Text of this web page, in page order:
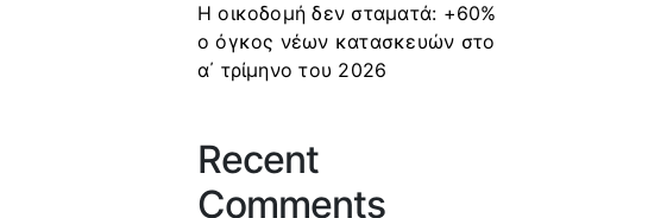
Η οικοδομή δεν σταματά: +60%
ο όγκος νέων κατασκευών στο
α΄ τρίμηνο του 2026
Recent
Comments